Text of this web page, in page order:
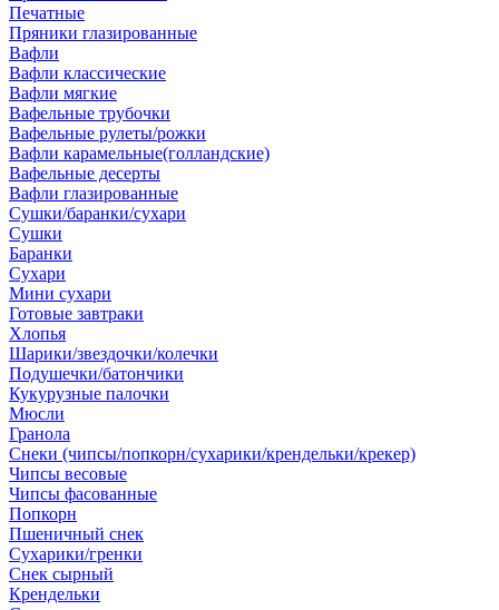
Печатные
Пряники глазированные
Вафли
Вафли классические
Вафли мягкие
Вафельные трубочки
Вафельные рулеты/рожки
Вафли карамельные(голландские)
Вафельные десерты
Вафли глазированные
Сушки/баранки/сухари
Сушки
Баранки
Сухари
Мини сухари
Готовые завтраки
Хлопья
Шарики/звездочки/колечки
Подушечки/батончики
Кукурузные палочки
Мюсли
Гранола
Снеки (чипсы/попкорн/сухарики/крендельки/крекер)
Чипсы весовые
Чипсы фасованные
Попкорн
Пшеничный снек
Сухарики/гренки
Снек сырный
Крендельки